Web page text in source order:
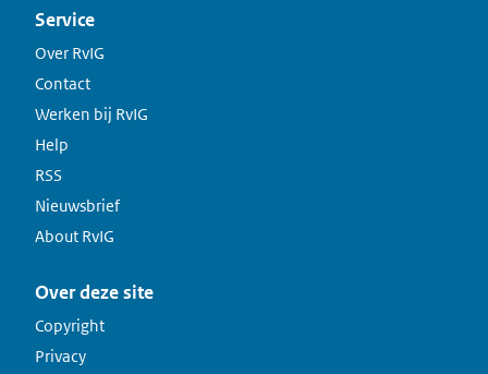
Service
Over RvIG
Contact
Werken bij RvIG
Help
RSS
Nieuwsbrief
About RvIG
Over deze site
Copyright
Privacy